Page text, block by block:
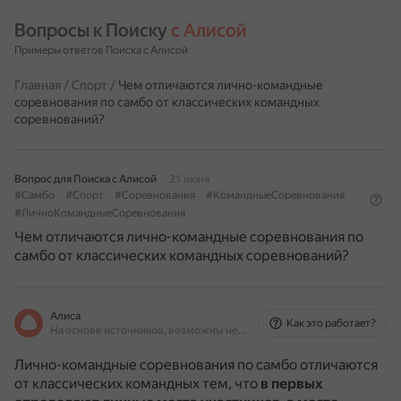
Вопросы к Поиску с Алисой
Примеры ответов Поиска с Алисой
Главная / Спорт / Чем отличаются лично-командные
соревнования по самбо от классических командных
соревнований?
Вопрос для Поиска с Алисой
21 июня
#Самбо
#Спорт #Соревнования
#КомандныеСоревнования
#ЛичноКомандныеСоревнования
Чем отличаются лично-командные соревнования по
самбо от классических командных соревнований?
Алиса
На основе источников, возможны неточности
Как это работает?
Лично-командные соревнования по самбо отличаются
от классических командных тем, что в первых